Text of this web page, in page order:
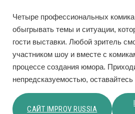
Четыре профессиональных
обыгрывать темы и ситуации,
гости выставки. Любой зритель
участником шоу и вместе с
процессе создания юмора.
непредсказуемостью,
САЙТ IMPROV RUSSIA